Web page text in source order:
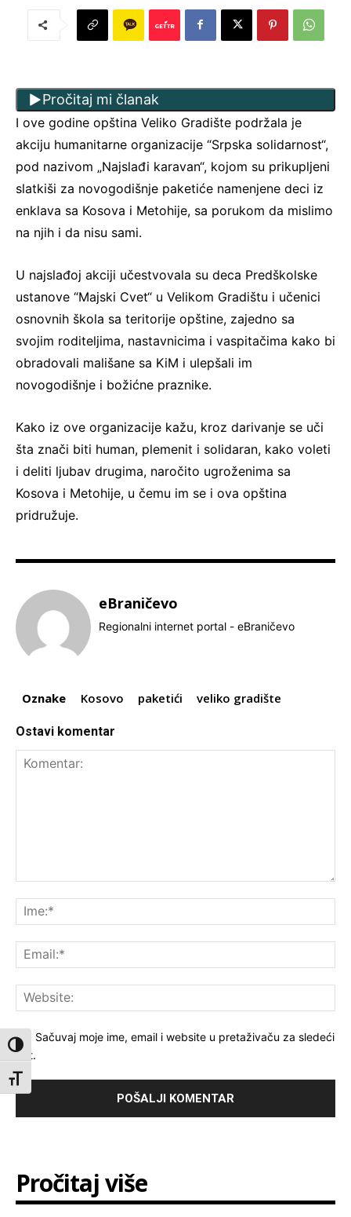
Toggle High Contrast
Toggle Font size
Pročitaj mi članak
I ove godine opština Veliko Gradište podržala je
akciju humanitarne organizacije “Srpska solidarnost“,
pod nazivom „Najslađi karavan“, kojom su prikupljeni
slatkiši za novogodišnje paketiće namenjene deci iz
enklava sa Kosova i Metohije, sa porukom da mislimo
na njih i da nisu sami.
U najslađoj akciji učestvovala su deca Predškolske
ustanove “Majski Cvet“ u Velikom Gradištu i učenici
osnovnih škola sa teritorije opštine, zajedno sa
svojim roditeljima, nastavnicima i vaspitačima kako bi
obradovali mališane sa KiM i ulepšali im
novogodišnje i božićne praznike.
Kako iz ove organizacije kažu, kroz darivanje se uči
šta znači biti human, plemenit i solidaran, kako voleti
i deliti ljubav drugima, naročito ugroženima sa
Kosova i Metohije, u čemu im se i ova opština
pridružuje.
eBraničevo
Regionalni internet portal - eBraničevo
Oznake Kosovo paketići veliko gradište
Ostavi komentar
Sačuvaj moje ime, email i website u pretaživaču za sledeći
put.
Pročitaj više